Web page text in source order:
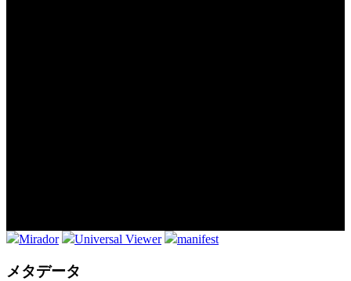
Mirador Universal Viewer manifest
メタデータ